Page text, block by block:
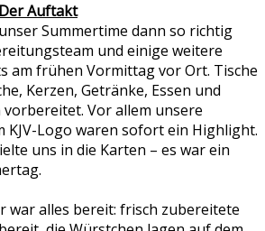
Der Auftakt
Summertime dann so richtig
und einige weitere
am frühen Vormittag vor Ort. Tische
Kerzen, Getränke, Essen und
Vor allem unsere
KJV-Logo waren sofort ein Highlight.
uns in die Karten – es war ein
war alles bereit: frisch zubereitete